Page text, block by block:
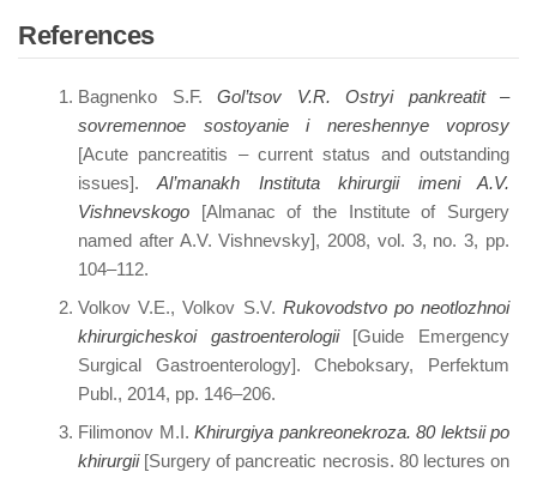
References
Bagnenko S.F. Gol’tsov V.R. Ostryi pankreatit –
sovremennoe sostoyanie i nereshennye voprosy
[Acute pancreatitis – current status and outstanding
issues].Al’manakh Instituta khirurgii imeni A.V.
Vishnevskogo [Almanac of the Institute of Surgery
named after A.V. Vishnevsky], 2008, vol. 3, no. 3, pp.
104–112.
Volkov V.E., Volkov S.V. Rukovodstvo po neotlozhnoi
khirurgicheskoi gastroenterologii[Guide Emergency
Surgical Gastroenterology]. Cheboksary, Perfektum
Publ., 2014, pp. 146–206.
Filimonov M.I. Khirurgiya pankreonekroza. 80 lektsii po
khirurgii[Surgery of pancreatic necrosis. 80 lectures on